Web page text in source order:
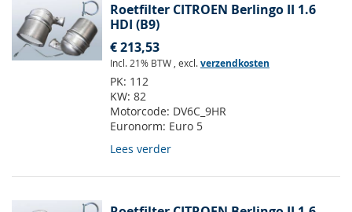
Roetfilter CITROEN Berlingo II 1.6
HDI (B9)
€ 213,53
Incl. 21% BTW , excl.verzendkosten
PK: 112
KW: 82
Motorcode: DV6C_9HR
Euronorm: Euro 5
Lees verder